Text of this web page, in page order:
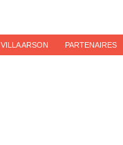
VILLA ARSON PARTENAIRES